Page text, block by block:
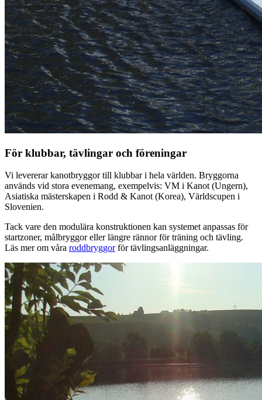
För klubbar, tävlingar och föreningar
Vi levererar kanotbryggor till klubbar i hela världen. Bryggorna
används vid stora evenemang, exempelvis: VM i Kanot (Ungern),
Asiatiska mästerskapen i Rodd & Kanot (Korea), Världscupen i
Slovenien.
Tack vare den modulära konstruktionen kan systemet anpassas för
startzoner, målbryggor eller längre rännor för träning och tävling.
Läs mer om våra roddbryggorför tävlingsanläggningar.